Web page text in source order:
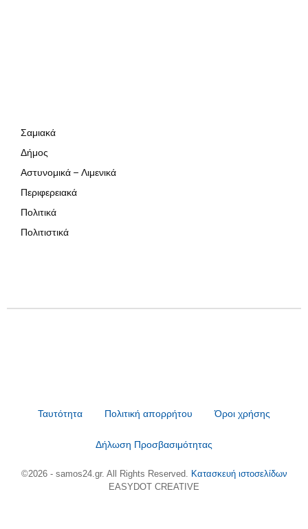
Σαμιακά
Δήμος
Αστυνομικά – Λιμενικά
Περιφερειακά
Πολιτικά
Πολιτιστικά
Ταυτότητα Πολιτική απορρήτου Όροι χρήσης
Δήλωση Προσβασιμότητας
©2026 - samos24.gr. All Rights Reserved. Κατασκευή ιστοσελίδων
EASYDOT CREATIVE